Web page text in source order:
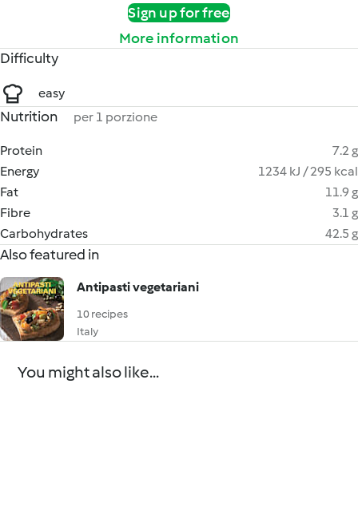
Sign up for free
More information
Difficulty
easy
Nutrition per 1 porzione
Protein
7.2 g
Energy
1234 kJ / 295 kcal
Fat
11.9 g
Fibre
3.1 g
Carbohydrates
42.5 g
Also featured in
Antipasti vegetariani
10 recipes
Italy
You might also like...